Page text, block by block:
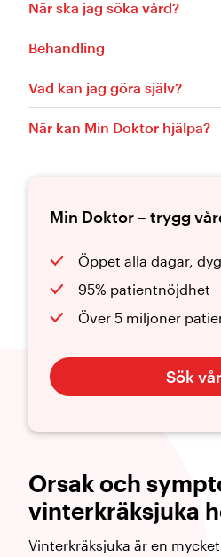
Orsak och
vinterkräksjuka
Vinterkräksjuka är en
När ska jag söka vård?
Behandling
Vad kan jag göra själv?
När kan Min Doktor hjälpa?
Min Doktor – trygg
Öppet alla dagar,
95% patientnöjdhet
Över 5 miljoner
Sök